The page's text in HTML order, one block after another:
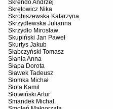
Skrendo Andrzej
Skrętowicz Nika
Skrobiszewska Katarzyna
Skrzydlewska Julianna
Skrzydło Mirosław
Skupiński Jan Paweł
Skurtys Jakub
Słabczyński Tomasz
Słania Anna
Słapa Dorota
Sławek Tadeusz
Słomka Michał
Słota Kamil
Słotwiński Artur
Smandek Michał